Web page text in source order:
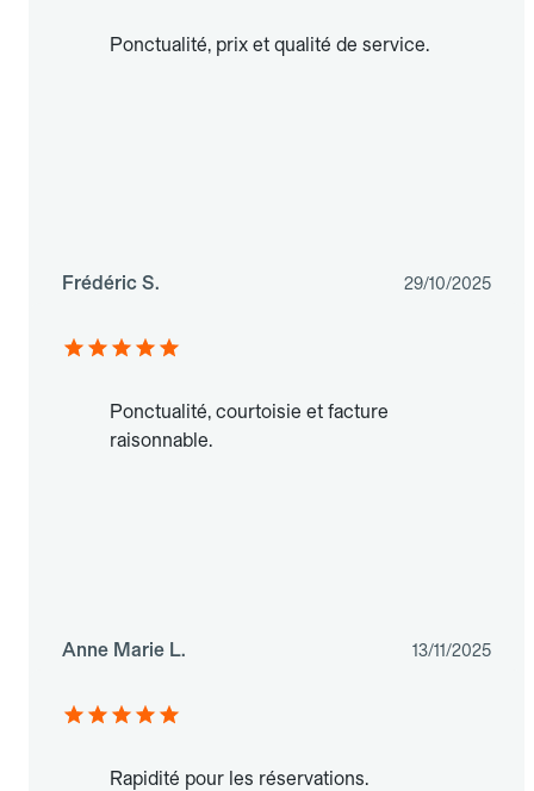
Ponctualité, prix et qualité de service.
Frédéric S. 29/10/2025
Ponctualité, courtoisie et facture
raisonnable.
Anne Marie L. 13/11/2025
Rapidité pour les réservations.